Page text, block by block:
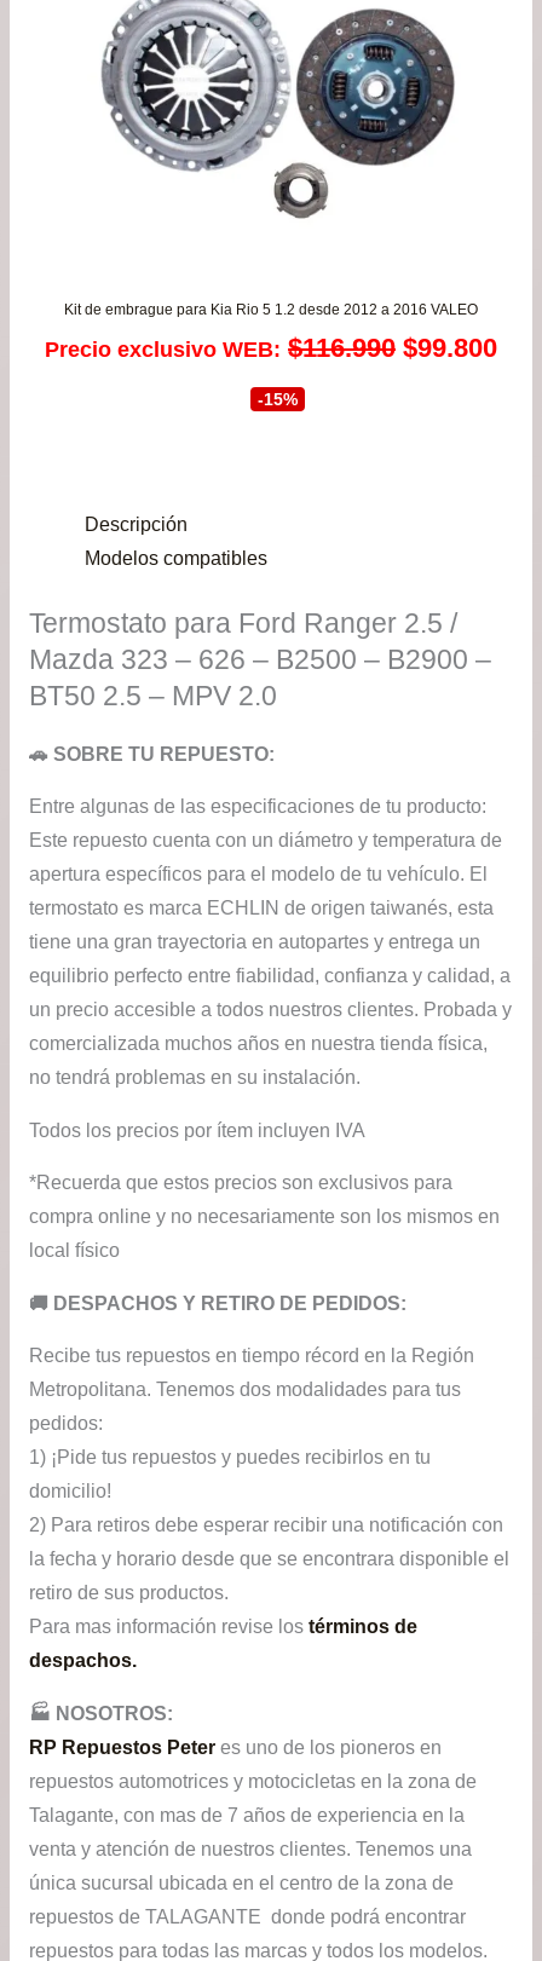
Kit de embrague para Kia Rio 5 1.2 desde 2012 a 2016 VALEO
Precio exclusivo WEB: $116.990 El
$99.800El
-15%
Descripción
Modelos compatibles
Termostato para Ford Ranger 2.5 /
Mazda 323 – 626 – B2500 – B2900 –
BT50 2.5 – MPV 2.0
🚗 SOBRE TU REPUESTO:
Entre algunas de las especificaciones de tu producto:
Este repuesto cuenta con un diámetro y temperatura de
apertura específicos para el modelo de tu vehículo. El
termostato es marca ECHLIN de origen taiwanés, esta
tiene una gran trayectoria en autopartes y entrega un
equilibrio perfecto entre fiabilidad, confianza y calidad, a
un precio accesible a todos nuestros clientes. Probada y
comercializada muchos años en nuestra tienda física,
no tendrá problemas en su instalación.
Todos los precios por ítem incluyen IVA
*Recuerda que estos precios son exclusivos para
compra online y no necesariamente son los mismos en
local físico
​🚚​ DESPACHOS Y RETIRO DE PEDIDOS:
Recibe tus repuestos en tiempo récord en la Región
Metropolitana. Tenemos dos modalidades para tus
pedidos:
1) ¡Pide tus repuestos y puedes recibirlos en tu
domicilio!
2) Para retiros debe esperar recibir una notificación con
la fecha y horario desde que se encontrara disponible el
retiro de sus productos.
Para mas información revise los términos de
despachos.
🏭​ NOSOTROS:
RP Repuestos Peter es uno de los pioneros en
repuestos automotrices y motocicletas en la zona de
Talagante, con mas de 7 años de experiencia en la
venta y atención de nuestros clientes. Tenemos una
única sucursal ubicada en el centro de la zona de
repuestos de TALAGANTE donde podrá encontrar
repuestos para todas las marcas y todos los modelos.